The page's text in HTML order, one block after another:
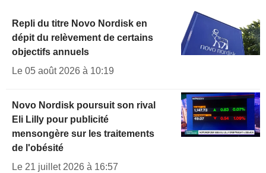
Repli du titre Novo Nordisk en
dépit du relèvement de certains
objectifs annuels
Le 05 août 2026 à 10:19
Novo Nordisk poursuit son rival
Eli Lilly pour publicité
mensongère sur les traitements
de l'obésité
Le 21 juillet 2026 à 16:57